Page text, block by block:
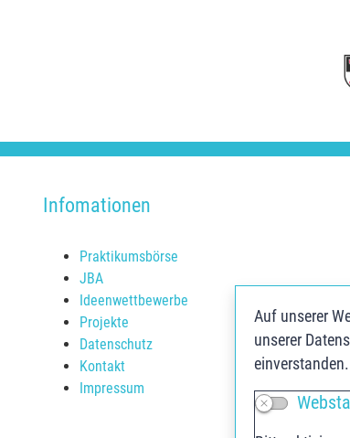
Auf unserer
unserer
einverstanden.
Infomationen
Praktikumsbörse
JBA
Ideenwettbewerbe
Projekte
Datenschutz
Kontakt
Impressum